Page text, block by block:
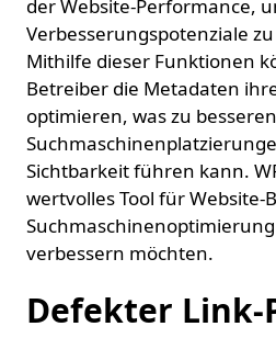
der Website-Performance,
Verbesserungspotenziale
Mithilfe dieser Funktionen
Betreiber die Metadaten
optimieren, was zu besseren
Sichtbarkeit führen kann.
wertvolles Tool für Website-
verbessern möchten.
Defekter Link-